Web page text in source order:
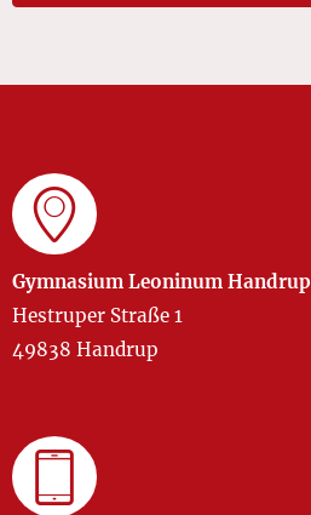
Gymnasium Leoninum Handrup
Hestruper Straße 1
49838 Handrup